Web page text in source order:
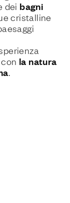
dei bagni
cristalline
la natura
.